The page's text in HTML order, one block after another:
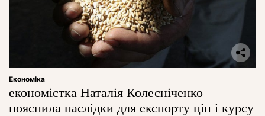
Економіка
економістка Наталія Колесніченко
пояснила наслідки для експорту цін і курсу